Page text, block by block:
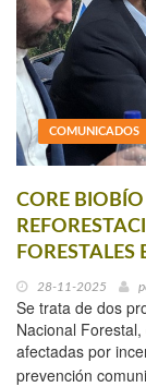
COMUNICADOS
CORE
FORESTALES
28-11-2025
Se trata de dos
Nacional
afectadas por
prevención